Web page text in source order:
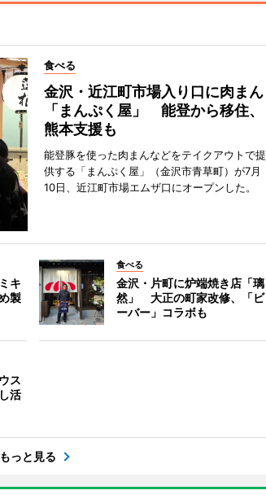
食べる
金沢・近江町市場入り口に肉まん
「まんぷく屋」 能登から移住、
熊本支援も
能登豚を使った肉まんなどをテイクアウトで提
供する「まんぷく屋」（金沢市青草町）が7月
10日、近江町市場エムザ口にオープンした。
キ
製
食べる
金沢・片町に炉端焼き店「璃
然」 大正の町家改修、「ビ
ーバー」コラボも
ス
活
もっと見る